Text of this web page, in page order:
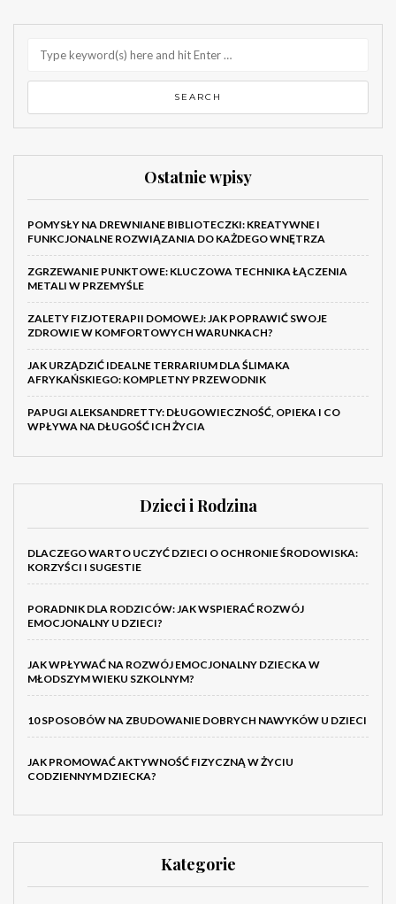
Ostatnie wpisy
POMYSŁY NA DREWNIANE BIBLIOTECZKI: KREATYWNE I
FUNKCJONALNE ROZWIĄZANIA DO KAŻDEGO WNĘTRZA
ZGRZEWANIE PUNKTOWE: KLUCZOWA TECHNIKA ŁĄCZENIA
METALI W PRZEMYŚLE
ZALETY FIZJOTERAPII DOMOWEJ: JAK POPRAWIĆ SWOJE
ZDROWIE W KOMFORTOWYCH WARUNKACH?
JAK URZĄDZIĆ IDEALNE TERRARIUM DLA ŚLIMAKA
AFRYKAŃSKIEGO: KOMPLETNY PRZEWODNIK
PAPUGI ALEKSANDRETTY: DŁUGOWIECZNOŚĆ, OPIEKA I CO
WPŁYWA NA DŁUGOŚĆ ICH ŻYCIA
Dzieci i Rodzina
DLACZEGO WARTO UCZYĆ DZIECI O OCHRONIE ŚRODOWISKA:
KORZYŚCI I SUGESTIE
PORADNIK DLA RODZICÓW: JAK WSPIERAĆ ROZWÓJ
EMOCJONALNY U DZIECI?
JAK WPŁYWAĆ NA ROZWÓJ EMOCJONALNY DZIECKA W
MŁODSZYM WIEKU SZKOLNYM?
10 SPOSOBÓW NA ZBUDOWANIE DOBRYCH NAWYKÓW U DZIECI
JAK PROMOWAĆ AKTYWNOŚĆ FIZYCZNĄ W ŻYCIU
CODZIENNYM DZIECKA?
Kategorie